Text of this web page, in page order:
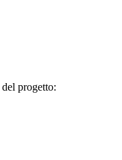
progetto: